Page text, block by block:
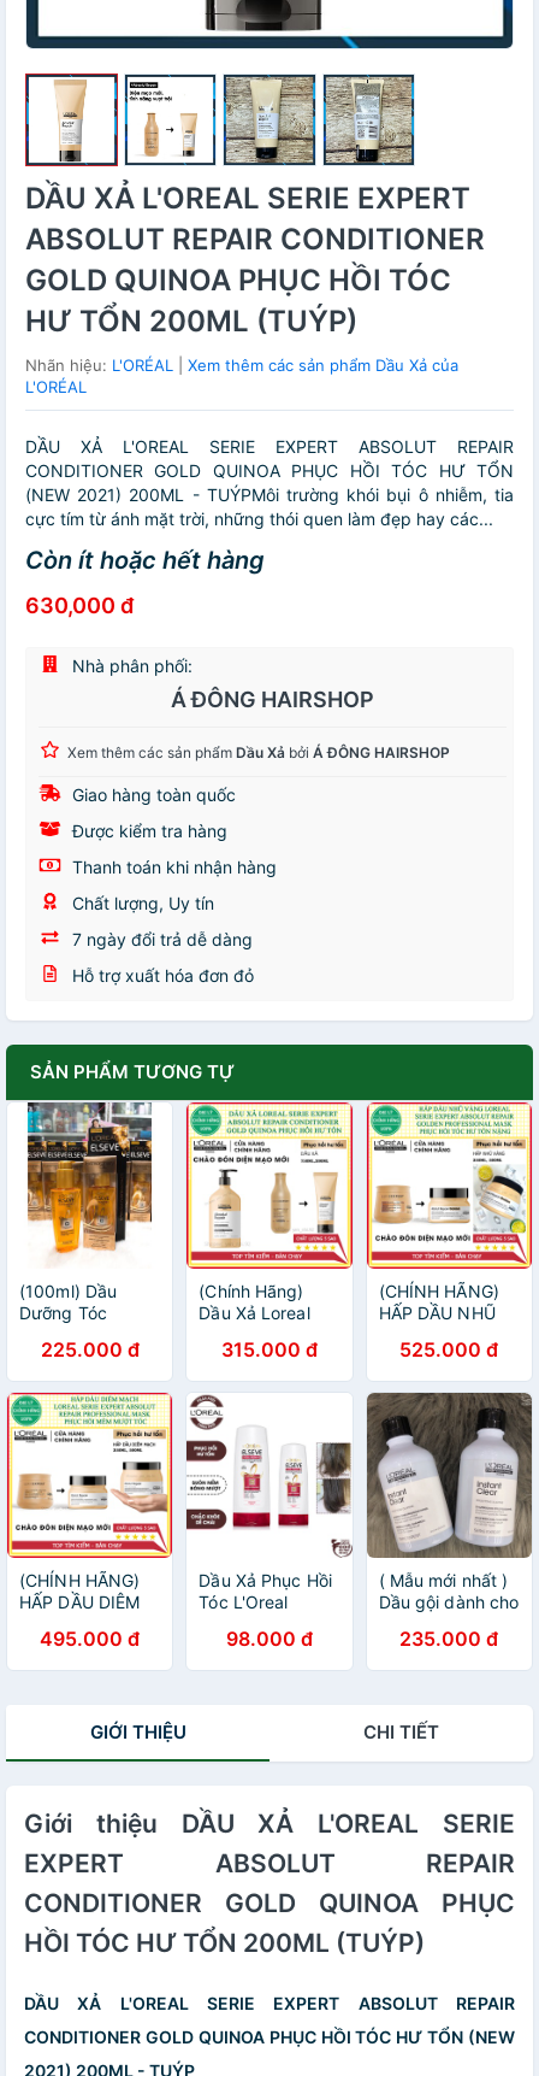
DẦU XẢ L'OREAL SERIE EXPERT
ABSOLUT REPAIR CONDITIONER
GOLD QUINOA PHỤC HỒI TÓC
HƯ TỔN 200ML (TUÝP)
Nhãn hiệu: L'ORÉAL
Xem thêm các sản phẩm Dầu Xả của
L'ORÉAL
DẦU XẢ L'OREAL SERIE EXPERT ABSOLUT REPAIR
CONDITIONER GOLD QUINOA PHỤC HỒI TÓC HƯ TỔN
(NEW 2021) 200ML - TUÝPMôi trường khói bụi ô nhiễm, tia
cực tím từ ánh mặt trời, những thói quen làm đẹp hay các...
Còn ít hoặc hết hàng
630,000 đ
Nhà phân phối:
Á ĐÔNG HAIRSHOP
Xem thêm các sản phẩm Dầu Xả bởi Á ĐÔNG HAIRSHOP
Giao hàng toàn quốc
Được kiểm tra hàng
Thanh toán khi nhận hàng
Chất lượng, Uy tín
7 ngày đổi trả dễ dàng
Hỗ trợ xuất hóa đơn đỏ
SẢN PHẨM TƯƠNG TỰ
(100ml) Dầu
Dưỡng Tóc
Xuất Tinh Dầu
Hoa Chính Hãng
Cty
225.000 đ
(Chính Hãng)
Dầu Xả Loreal
Absolut Repair
Conditioner Gold
Quinoa Phục Hồi
Tóc Hư Tổn
315.000 đ
(CHÍNH HÃNG)
HẤP DẦU NHŨ
SERIE EXPERT
ABSOLUT
REPAIR GOLDEN
PROFESSIONAL
MASK PHỤC HỒI
TÓC HƯ TỔN
NẶNG
525.000 đ
(CHÍNH HÃNG)
HẤP DẦU DIÊM
SERIE EXPERT
ABSOLUT
MASK PHỤC HỒI
495.000 đ
Dầu Xả Phục Hồi
Tóc L'Oreal
Repair 5
Conditioner
98.000 đ
( Mẫu mới nhất )
Dầu gội dành cho
Clear LOreal
300ml ( hàng
235.000 đ
GIỚI THIỆU CHI TIẾT
Giới thiệu DẦU XẢ L'OREAL SERIE
EXPERT ABSOLUT REPAIR
CONDITIONER GOLD QUINOA PHỤC
HỒI TÓC HƯ TỔN 200ML (TUÝP)
DẦU XẢ L'OREAL SERIE EXPERT ABSOLUT REPAIR
CONDITIONER GOLD QUINOA PHỤC HỒI TÓC HƯ TỔN (NEW
2021) 200ML - TUÝP